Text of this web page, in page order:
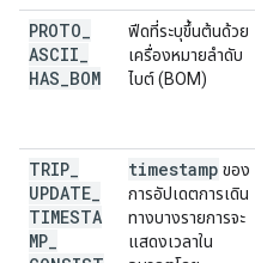
PROTO
ASCII
HAS BOM
ฟีดที่ระบุขึ้นต้นด้วย
เครื่องหมายลำดับ
ไบต์ (BOM)
TRIP
UPDATE
TIMESTA
MP
timestamp ของ
การอัปเดตการเดิน
ทางบางรายการจะ
แสดงเวลาใน